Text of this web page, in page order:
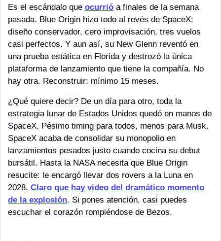
Es el escándalo que ocurrió a finales de la semana
pasada. Blue Origin hizo todo al revés de SpaceX:
diseño conservador, cero improvisación, tres vuelos
casi perfectos. Y aun así, su New Glenn reventó en
una prueba estática en Florida y destrozó la única
plataforma de lanzamiento que tiene la compañía. No
hay otra. Reconstruir: mínimo 15 meses.
¿Qué quiere decir? De un día para otro, toda la
estrategia lunar de Estados Unidos quedó en manos de
SpaceX. Pésimo timing para todos, menos para Musk.
SpaceX acaba de consolidar su monopolio en
lanzamientos pesados justo cuando cocina su debut
bursátil. Hasta la NASA necesita que Blue Origin
resucite: le encargó llevar dos rovers a la Luna en
2028. Claro que hay video del dramático momento
de la explosión. Si pones atención, casi puedes
escuchar el corazón rompiéndose de Bezos.